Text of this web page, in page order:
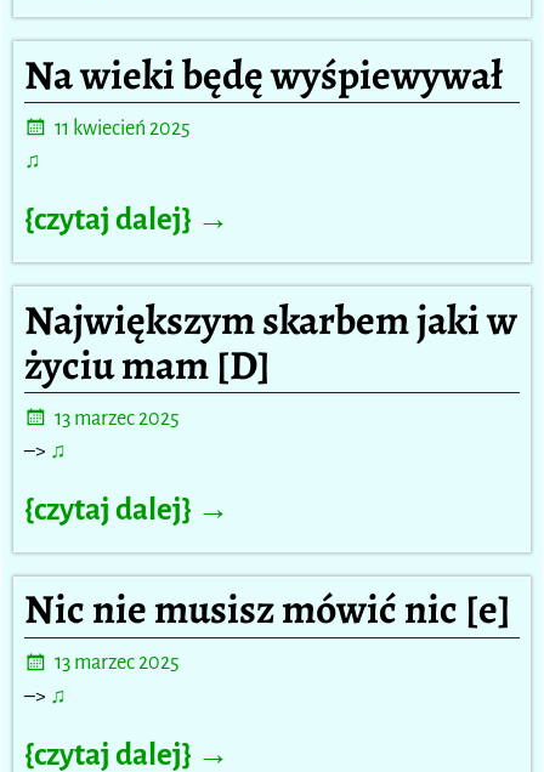
Na wieki będę wyśpiewywał
11 kwiecień 2025
♫
{czytaj dalej} →
Największym skarbem jaki w
życiu mam [D]
13 marzec 2025
–> ♫
{czytaj dalej} →
Nic nie musisz mówić nic [e]
13 marzec 2025
–> ♫
{czytaj dalej} →